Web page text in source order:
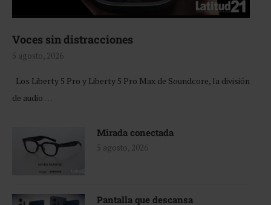
Voces sin distracciones
5 agosto, 2026
Los Liberty 5 Pro y Liberty 5 Pro Max de Soundcore, la división
de audio …
Mirada conectada
5 agosto, 2026
Pantalla que descansa